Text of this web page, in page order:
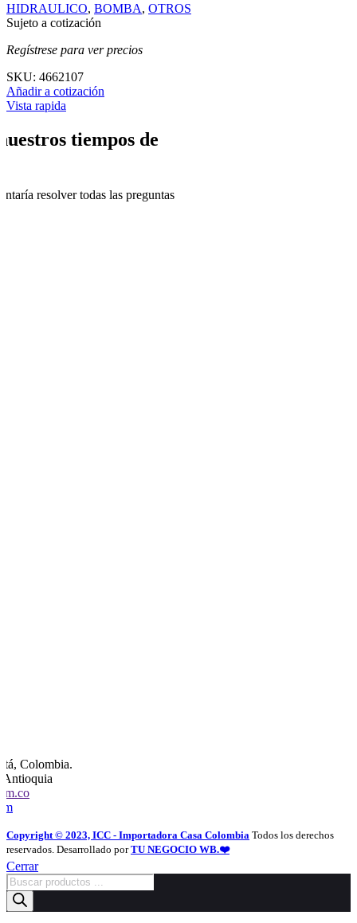
HIDRAULICO, BOMBA, OTROS
Sujeto a cotización
Regístrese para ver precios
SKU: 4662107
Añadir a cotización
Vista rapida
tiempos de
resolver todas las preguntas
Colombia.
Antioquia
Copyright © 2023, ICC - Importadora Casa Colombia Todos los derechos
reservados. Desarrollado porTU NEGOCIO WB.❤️
Cerrar
Búsqueda
de
productos